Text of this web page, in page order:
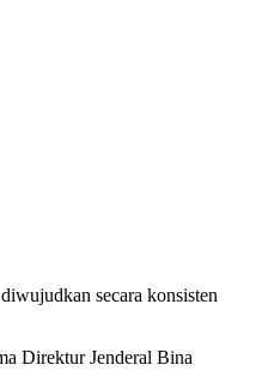
secara konsisten
Direktur Jenderal Bina